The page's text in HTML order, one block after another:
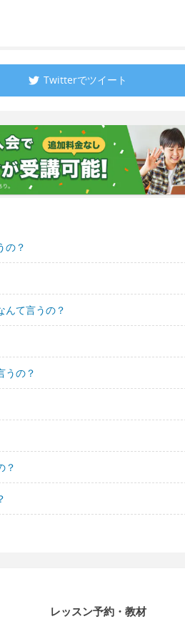
Twitterでツイート
の？
んて言うの？
うの？
？
レッスン予約・教材